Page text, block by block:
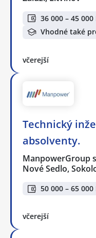
36 000 – 45 000
Vhodné také
včerejší
Technický
absolventy.
ManpowerGroup
Nové Sedlo,
50 000 – 65 000
včerejší